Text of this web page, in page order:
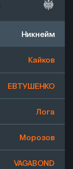
Никнейм
Кайков
ЕВТУШЕНКО
Лога
Морозов
VAGABOND